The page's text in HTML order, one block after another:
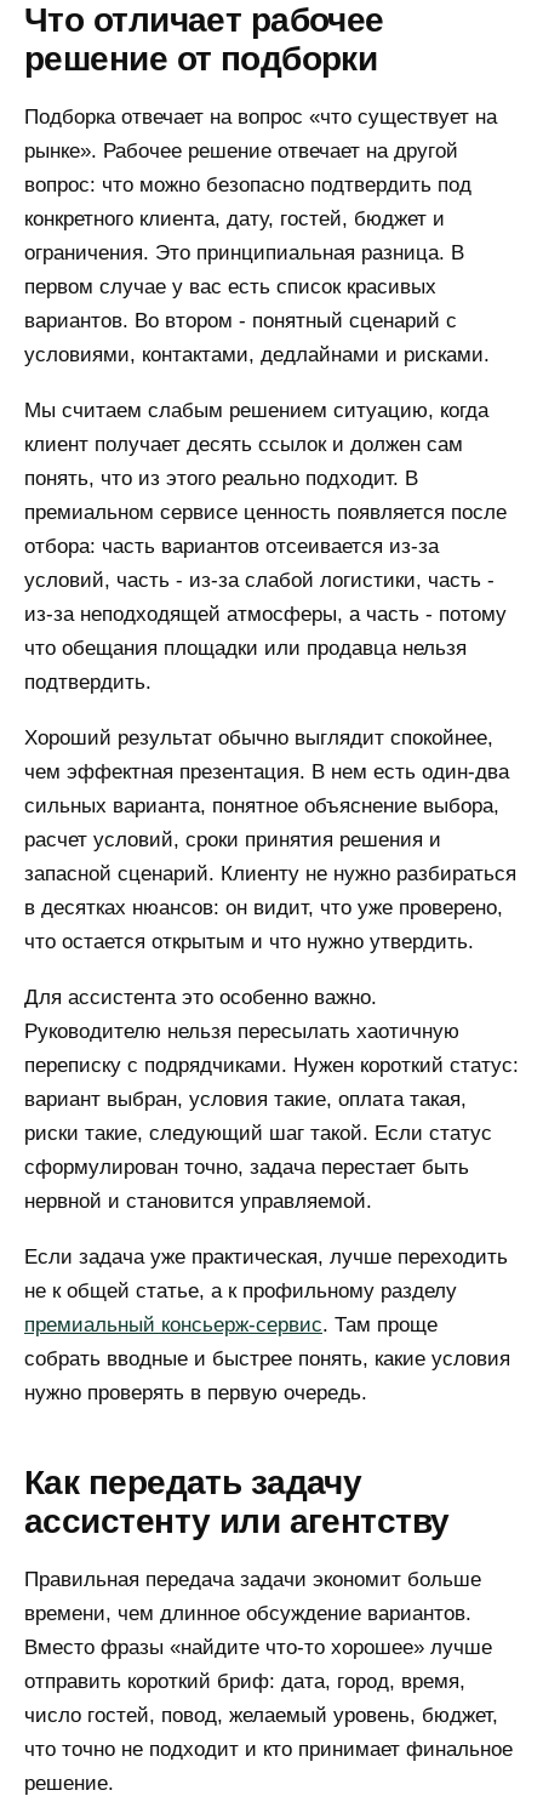
Что отличает рабочее
решение от подборки
Подборка отвечает на вопрос «что существует на
рынке». Рабочее решение отвечает на другой
вопрос: что можно безопасно подтвердить под
конкретного клиента, дату, гостей, бюджет и
ограничения. Это принципиальная разница. В
первом случае у вас есть список красивых
вариантов. Во втором - понятный сценарий с
условиями, контактами, дедлайнами и рисками.
Мы считаем слабым решением ситуацию, когда
клиент получает десять ссылок и должен сам
понять, что из этого реально подходит. В
премиальном сервисе ценность появляется после
отбора: часть вариантов отсеивается из-за
условий, часть - из-за слабой логистики, часть -
из-за неподходящей атмосферы, а часть - потому
что обещания площадки или продавца нельзя
подтвердить.
Хороший результат обычно выглядит спокойнее,
чем эффектная презентация. В нем есть один-два
сильных варианта, понятное объяснение выбора,
расчет условий, сроки принятия решения и
запасной сценарий. Клиенту не нужно разбираться
в десятках нюансов: он видит, что уже проверено,
что остается открытым и что нужно утвердить.
Для ассистента это особенно важно.
Руководителю нельзя пересылать хаотичную
переписку с подрядчиками. Нужен короткий статус:
вариант выбран, условия такие, оплата такая,
риски такие, следующий шаг такой. Если статус
сформулирован точно, задача перестает быть
нервной и становится управляемой.
Если задача уже практическая, лучше переходить
не к общей статье, а к профильному разделу
премиальный консьерж-сервис. Там проще
собрать вводные и быстрее понять, какие условия
нужно проверять в первую очередь.
Как передать задачу
ассистенту или агентству
Правильная передача задачи экономит больше
времени, чем длинное обсуждение вариантов.
Вместо фразы «найдите что-то хорошее» лучше
отправить короткий бриф: дата, город, время,
число гостей, повод, желаемый уровень, бюджет,
что точно не подходит и кто принимает финальное
решение.